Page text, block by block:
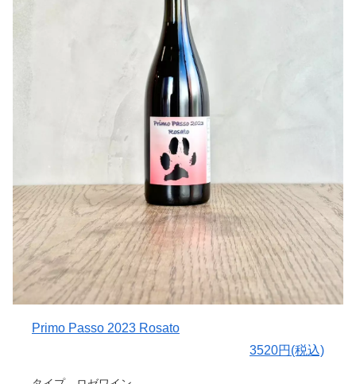
仕込み方は難しいことはせずにシンプルに行いました。
除梗した完熟スチューベンを短期間の醸しを行いピュアな
果実味を残しながら優しくプレスし、
その後果汁をステンレスタンクに移しオリ引きをした後
に、ゆっくりと酵母を動かしました。
そして最終発酵段階を見極めてボトリング（瓶内一次発
〇味わいについて
開けたては優しいガス圧と共にスチューベン特有のさくら
んぼのような果実味が広がり時間が経つほど優しいアセロ
ラや、すもものような風味に変化していきます。
身体に優しく染み渡る味わいは、ガス圧がなくなった後も
ロゼワインとしてお楽しみけると思います。
〇ヒトコト
お料理には和食、洋食、中華とオールジャンルの寄り添え
ぜひ、休日の昼飲みやバーベキュー等のシーンにも合わせ
Primo Passo 2023 Rosato
3520円(税込)